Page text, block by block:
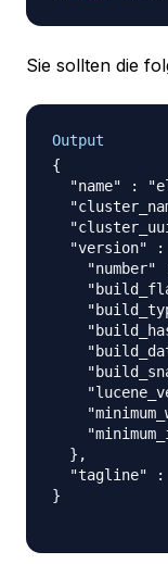
Sie sollten die
Output
{
"name" :
"version" :
"number"
  },
"tagline"
}